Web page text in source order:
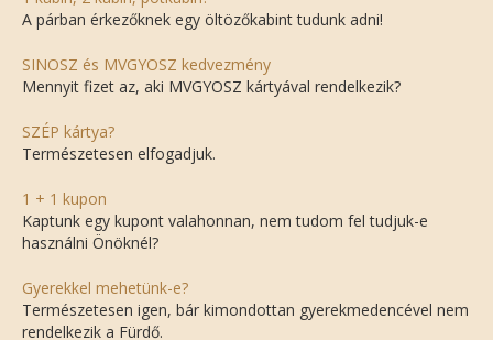
A párban érkezőknek egy öltözőkabint tudunk adni!
SINOSZ és MVGYOSZ kedvezmény
Mennyit fizet az, aki MVGYOSZ kártyával rendelkezik?
SZÉP kártya?
Természetesen elfogadjuk.
1 + 1 kupon
Kaptunk egy kupont valahonnan, nem tudom fel tudjuk-e
használni Önöknél?
Gyerekkel mehetünk-e?
Természetesen igen, bár kimondottan gyerekmedencével nem
rendelkezik a Fürdő.